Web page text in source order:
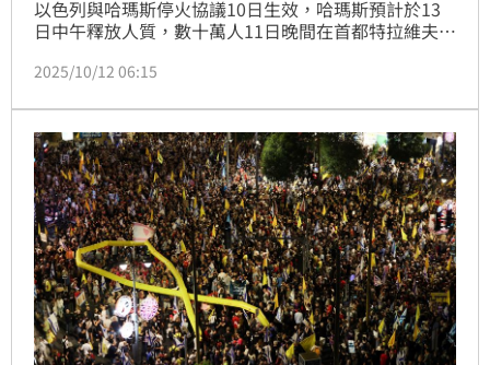
以色列與哈瑪斯停火協議10日生效，哈瑪斯預計於13
日中午釋放人質，數十萬人11日晚間在首都特拉維夫舉
給川普，也有人高喊「謝謝川普！」
2025/10/12 06:15